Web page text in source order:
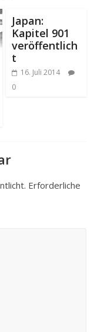
Japan:
Kapitel 901
veröffentlich
t
16. Juli 2014
0
Erforderliche